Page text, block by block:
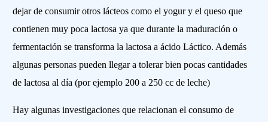
dejar de consumir otros lácteos como el yogur y el queso que
contienen muy poca lactosa ya que durante la maduración o
fermentación se transforma la lactosa a ácido Láctico. Además
algunas personas pueden llegar a tolerar bien pocas cantidades
de lactosa al día (por ejemplo 200 a 250 cc de leche)
Hay algunas investigaciones que relacionan el consumo de